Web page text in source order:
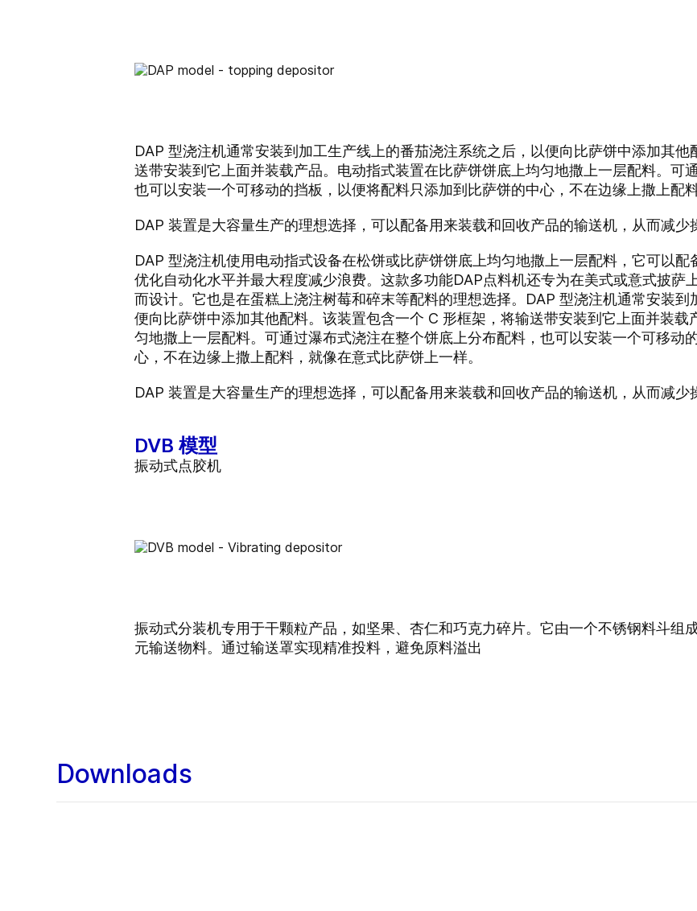
DAP 型浇注机通常安装到加工生产线上的番茄浇注系统之后，以便向比萨饼中添加其
送带安装到它上面并装载产品。电动指式装置在比萨饼饼底上均匀地撒上一层配料。可
也可以安装一个可移动的挡板，以便将配料只添加到比萨饼的中心，不在边缘上撒上配
DAP 装置是大容量生产的理想选择，可以配备用来装载和回收产品的输送机，从而减少
DAP 型浇注机使用电动指式设备在松饼或比萨饼饼底上均匀地撒上一层配料，它可以
优化自动化水平并最大程度减少浪费。这款多功能DAP点料机还专为在美式或意式披萨
而设计。它也是在蛋糕上浇注树莓和碎末等配料的理想选择。DAP 型浇注机通常安装
便向比萨饼中添加其他配料。该装置包含一个 C 形框架，将输送带安装到它上面并装
匀地撒上一层配料。可通过瀑布式浇注在整个饼底上分布配料，也可以安装一个可移动
心，不在边缘上撒上配料，就像在意式比萨饼上一样。
DAP 装置是大容量生产的理想选择，可以配备用来装载和回收产品的输送机，从而减少
DVB 模型
振动式点胶机
振动式分装机专用于干颗粒产品，如坚果、杏仁和巧克力碎片。它由一个不锈钢料斗组
元输送物料。通过输送罩实现精准投料，避免原料溢出
Downloads